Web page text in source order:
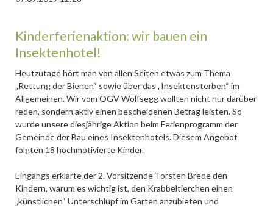
Kinderferienaktion: wir bauen ein
Insektenhotel!
Heutzutage hört man von allen Seiten etwas zum Thema
„Rettung der Bienen“ sowie über das „Insektensterben“ im
Allgemeinen. Wir vom OGV Wolfsegg wollten nicht nur darüber
reden, sondern aktiv einen bescheidenen Betrag leisten. So
wurde unsere diesjährige Aktion beim Ferienprogramm der
Gemeinde der Bau eines Insektenhotels. Diesem Angebot
folgten 18 hochmotivierte Kinder.
Eingangs erklärte der 2. Vorsitzende Torsten Brede den
Kindern, warum es wichtig ist, den Krabbeltierchen einen
„künstlichen“ Unterschlupf im Garten anzubieten und